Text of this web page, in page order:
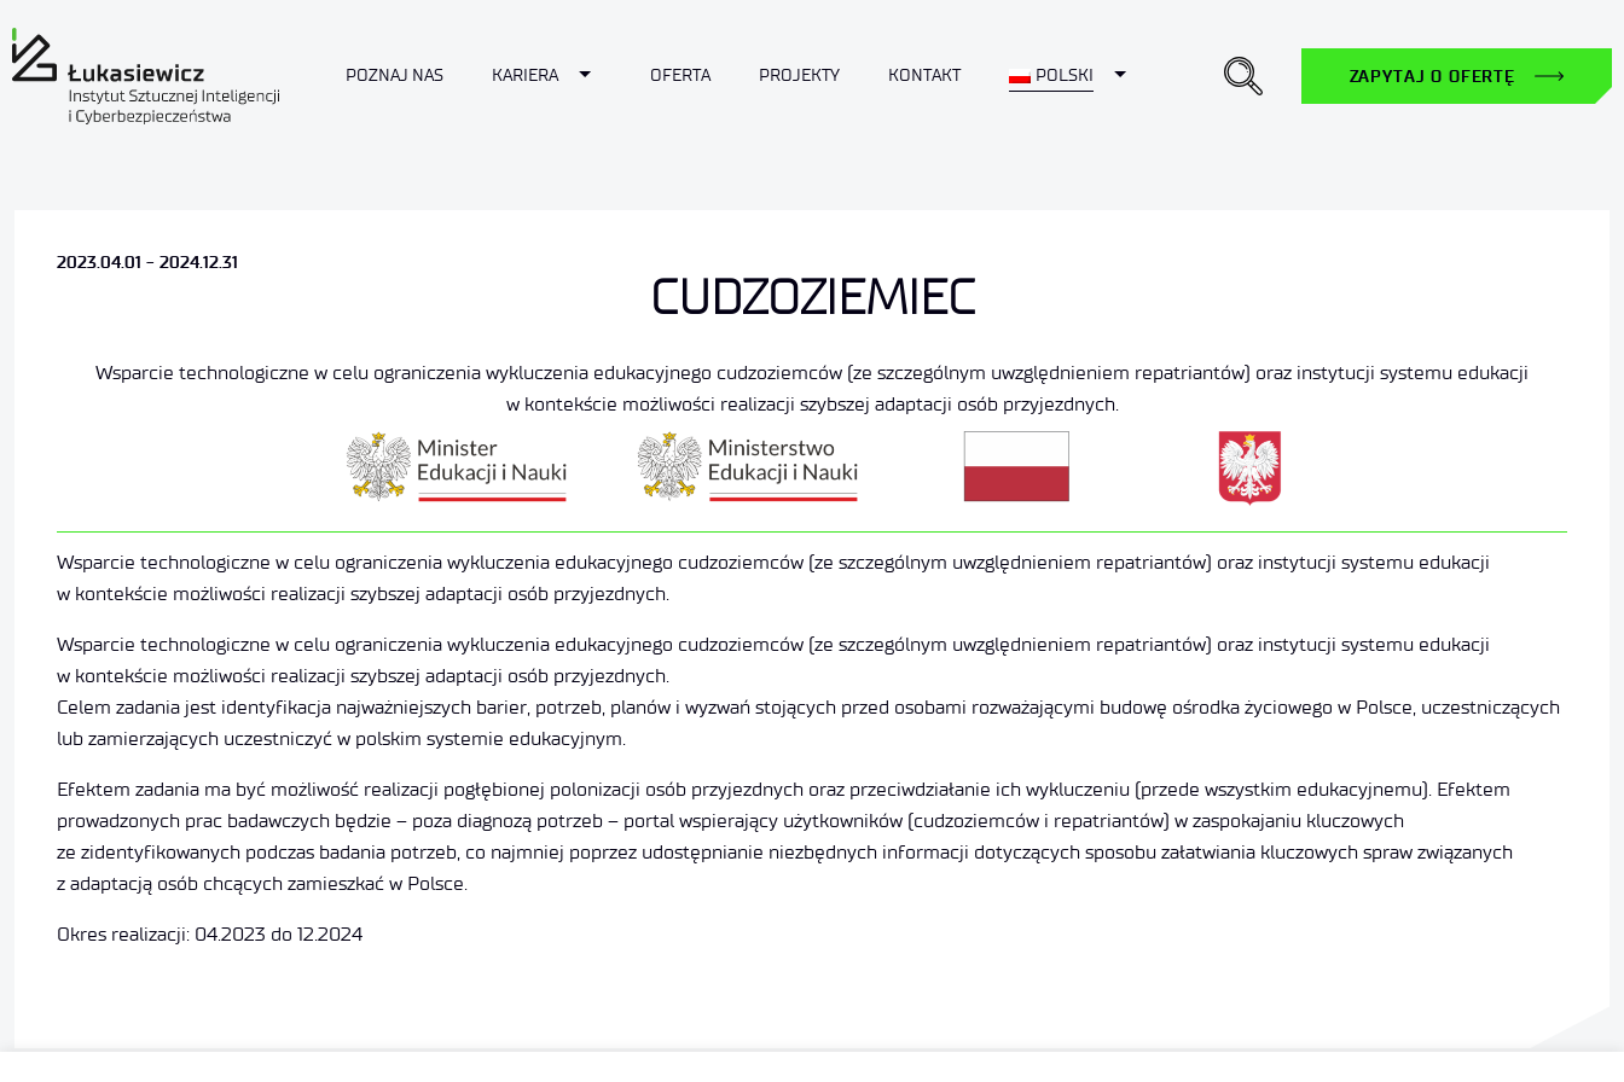
POZNAJ NAS KARIERA Toggle Dropdown
OFERTA PROJEKTY KONTAKT POLSKI Toggle Dropdown ZAPYTAJ O OFERTĘ
2023.04.01 - 2024.12.31
CUDZOZIEMIEC
Wsparcie technologiczne w celu ograniczenia wykluczenia edukacyjnego cudzoziemców (ze szczególnym uwzględnieniem repatriantów) oraz instytucji systemu edukacji
w kontekście możliwości realizacji szybszej adaptacji osób przyjezdnych.
Wsparcie technologiczne w celu ograniczenia wykluczenia edukacyjnego cudzoziemców (ze szczególnym uwzględnieniem repatriantów) oraz instytucji systemu edukacji
w kontekście możliwości realizacji szybszej adaptacji osób przyjezdnych.
Wsparcie technologiczne w celu ograniczenia wykluczenia edukacyjnego cudzoziemców (ze szczególnym uwzględnieniem repatriantów) oraz instytucji systemu edukacji
w kontekście możliwości realizacji szybszej adaptacji osób przyjezdnych.
Celem zadania jest identyfikacja najważniejszych barier, potrzeb, planów i wyzwań stojących przed osobami rozważającymi budowę ośrodka życiowego w Polsce, uczestniczących
lub zamierzających uczestniczyć w polskim systemie edukacyjnym.
Efektem zadania ma być możliwość realizacji pogłębionej polonizacji osób przyjezdnych oraz przeciwdziałanie ich wykluczeniu (przede wszystkim edukacyjnemu). Efektem
prowadzonych prac badawczych będzie – poza diagnozą potrzeb – portal wspierający użytkowników (cudzoziemców i repatriantów) w zaspokajaniu kluczowych
ze zidentyfikowanych podczas badania potrzeb, co najmniej poprzez udostępnianie niezbędnych informacji dotyczących sposobu załatwiania kluczowych spraw związanych
z adaptacją osób chcących zamieszkać w Polsce.
Okres realizacji: 04.2023 do 12.2024